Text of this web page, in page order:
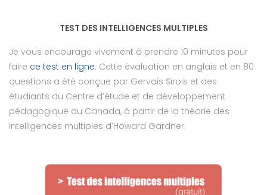
TEST DES INTELLIGENCES MULTIPLES
Je vous encourage vivement à prendre 10 minutes pour
faire ce test en ligne. Cette évaluation en anglais et en 80
questions a été conçue par Gervais Sirois et des
étudiants du Centre d’étude et de développement
pédagogique du Canada, à partir de la théorie des
intelligences multiples d’Howard Gardner.